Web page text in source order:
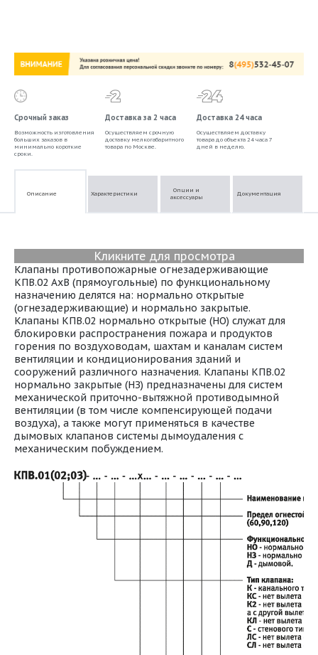
Срочный заказ
Возможность изготовления
больших заказов в
минимально короткие
сроки.
Доставка за 2 часа
Осуществляем срочную
доставку мелкогабаритного
товара по Москве.
Доставка 24 часа
Осуществляем доставку
товара до объекта 24 часа 7
дней в неделю.
Описание Характеристики
Опции и
аксессуары
Документация
Кликните для просмотра
Клапаны противопожарные огнезадерживающие
КПВ.02 AхB (прямоугольные) по функциональному
назначению делятся на: нормально открытые
(огнезадерживающие) и нормально закрытые.
Клапаны КПВ.02 нормально открытые (НО) служат для
блокировки распространения пожара и продуктов
горения по воздуховодам, шахтам и каналам систем
вентиляции и кондиционирования зданий и
сооружений различного назначения. Клапаны КПВ.02
нормально закрытые (НЗ) предназначены для систем
механической приточно-вытяжной противодымной
вентиляции (в том числе компенсирующей подачи
воздуха), а также могут применяться в качестве
дымовых клапанов системы дымоудаления с
механическим побуждением.